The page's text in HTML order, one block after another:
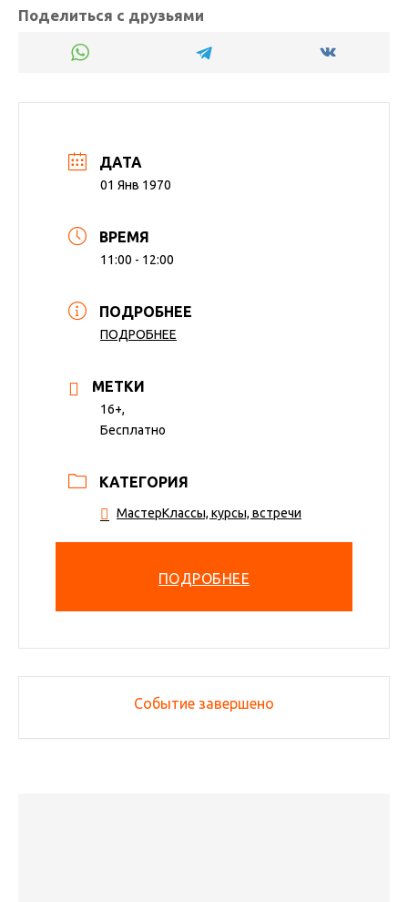
Поделиться с друзьями
ДАТА
01 Янв 1970
ВРЕМЯ
11:00 - 12:00
ПОДРОБНЕЕ
ПОДРОБНЕЕ
МЕТКИ
16+,
Бесплатно
КАТЕГОРИЯ
МастерКлассы, курсы, встречи
ПОДРОБНЕЕ
Событие завершено